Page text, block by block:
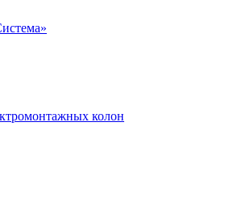
колон